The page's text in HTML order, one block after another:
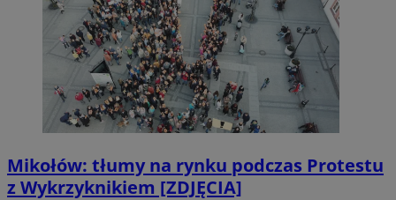
Mikołów: tłumy na rynku podczas Protestu
z Wykrzyknikiem [ZDJĘCIA]